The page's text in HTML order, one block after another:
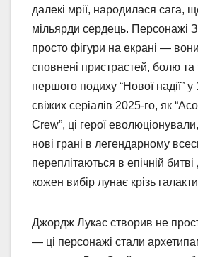
далекі мрії, народилася сага,
мільярди сердець. Персонажі
просто фігури на екрані —
сповнені пристрастей, болю та
першого подиху “Нової надії”
свіжих серіалів 2025-го, як
Crew”, ці герої
нові грані в легендарному
переплітаються в епічній
кожен вибір лунає крізь
Джордж Лукас створив не
— ці персонажі стали